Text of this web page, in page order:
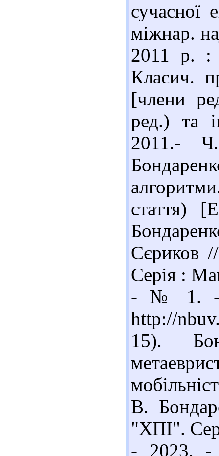
сучасної
міжнар.
2011 р. :
Класич.
[члени
ред.) та
2011.-
стаття)
Сєриков
Серія :
- № 1. -
http://
15).
В.
"ХПІ".
- 2023.